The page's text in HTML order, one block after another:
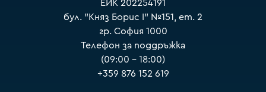
ЕИК 202254191
бул. "Княз Борис I" №151, ет. 2
гр. София 1000
Телефон за поддръжка
(09:00 – 18:00)
+359 876 152 619